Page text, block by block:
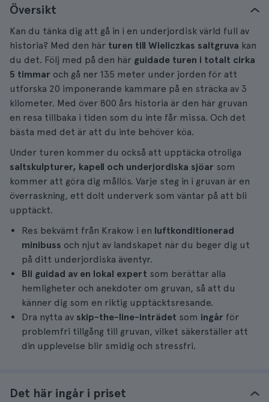
Översikt
Kan du tänka dig att gå in i en underjordisk värld full av
historia? Med den här turen till Wieliczkas saltgruva kan
du det. Följ med på den här guidade turen i totalt cirka
5 timmar och gå ner 135 meter under jorden för att
utforska 20 imponerande kammare på en sträcka av 3
kilometer. Med över 800 års historia är den här gruvan
en resa tillbaka i tiden som du inte får missa. Och det
bästa med det är att du inte behöver köa.
Under turen kommer du också att upptäcka otroliga
saltskulpturer, kapell och underjordiska sjöar som
kommer att göra dig mållös. Varje steg in i gruvan är en
överraskning, ett dolt underverk som väntar på att bli
upptäckt.
Res bekvämt från Krakow i en luftkonditionerad
minibuss och njut av landskapet när du beger dig ut
på ditt underjordiska äventyr.
Bli guidad av en lokal expert som berättar alla
hemligheter och anekdoter om gruvan, så att du
känner dig som en riktig upptäcktsresande.
Dra nytta av skip-the-line-inträdet som ingår för
problemfri tillgång till gruvan, vilket säkerställer att
din upplevelse blir smidig och stressfri.
Det här ingår i priset